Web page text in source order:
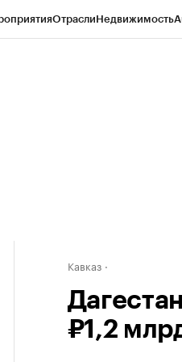
ОтраслиНедвижимость
Кавказ
₽1,2